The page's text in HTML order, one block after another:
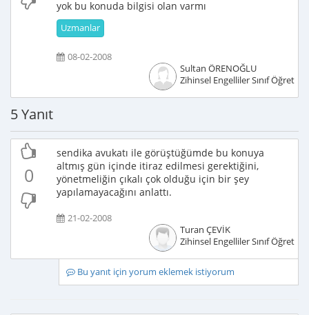
yok bu konuda bilgisi olan varmı
Uzmanlar
08-02-2008
Sultan ÖRENOĞLU
Zihinsel Engelliler Sınıf
5 Yanıt
0
sendika avukatı ile görüştüğümde bu konuya
altmış gün içinde itiraz edilmesi gerektiğini,
yönetmeliğin çıkalı çok olduğu için bir şey
yapılamayacağını anlattı.
21-02-2008
Turan ÇEVİK
Zihinsel Engelliler Sınıf
Bu yanıt için yorum eklemek istiyorum